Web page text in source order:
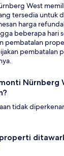
West
tersedia untuk
harga
beberapa hari
pembatalan
pembatalan
Nürnberg
tidak